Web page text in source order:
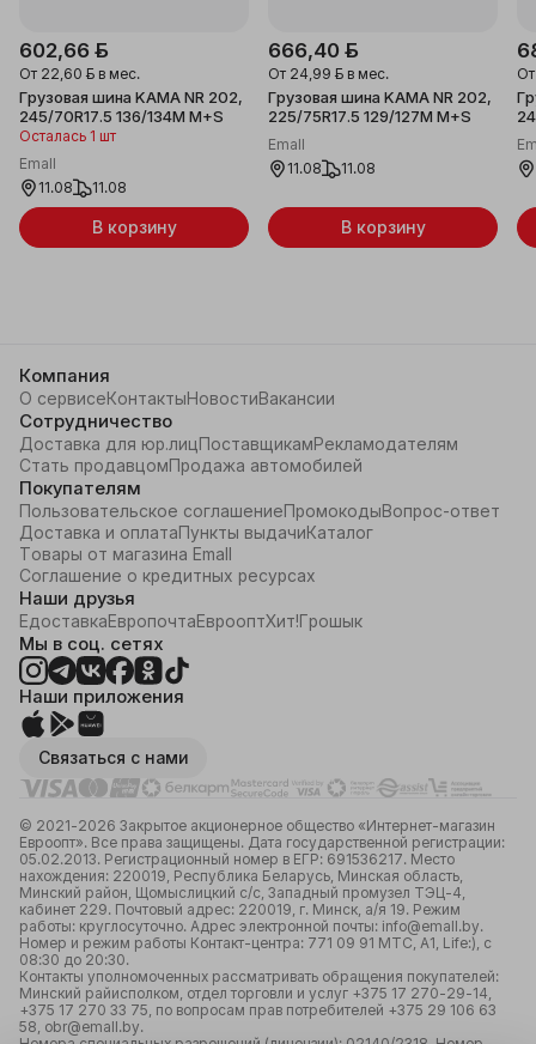
602,66 ƃ
От 22,60 ƃ в мес.
Грузовая шина KAMA NR 202,
245/70R17.5 136/134M M+S
Осталась 1 шт
Emall
11.08
11.08
В корзину
666,40 ƃ
От 24,99 ƃ в мес.
Грузовая шина KAMA NR 202,
225/75R17.5 129/127M M+S
Emall
11.08
11.08
В корзину
Компания
О сервисеКонтактыНовостиВакансии
Сотрудничество
Доставка для юр.лицПоставщикамРекламодателям
Стать продавцомПродажа автомобилей
Покупателям
Пользовательское соглашениеПромокодыВопрос-ответ
Доставка и оплатаПункты выдачиКаталог
Товары от магазина Emall
Соглашение о кредитных ресурсах
Наши друзья
ЕдоставкаЕвропочтаЕврооптХит!Грошык
Мы в соц. сетях
Наши приложения
Связаться с нами
© 2021-2026 Закрытое акционерное общество «Интернет-магазин
Евроопт». Все права защищены. Дата государственной регистрации:
05.02.2013. Регистрационный номер в ЕГР: 691536217. Место
нахождения: 220019, Республика Беларусь, Минская область,
Минский район, Щомыслицкий с/с, Западный промузел ТЭЦ-4,
кабинет 229. Почтовый адрес: 220019, г. Минск, а/я 19. Режим
работы: круглосуточно. Адрес электронной почты: info@emall.by.
Номер и режим работы Контакт-центра: 771 09 91 МТС, А1, Life:), с
08:30 до 20:30.
Контакты уполномоченных рассматривать обращения покупателей:
Минский райисполком, отдел торговли и услуг +375 17 270-29-14,
+375 17 270 33 75, по вопросам прав потребителей +375 29 106 63
58, obr@emall.by.